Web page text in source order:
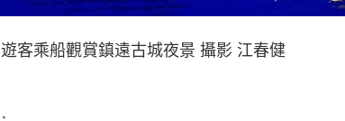
遊客乘船觀賞鎮遠古城夜景 攝影 江春健